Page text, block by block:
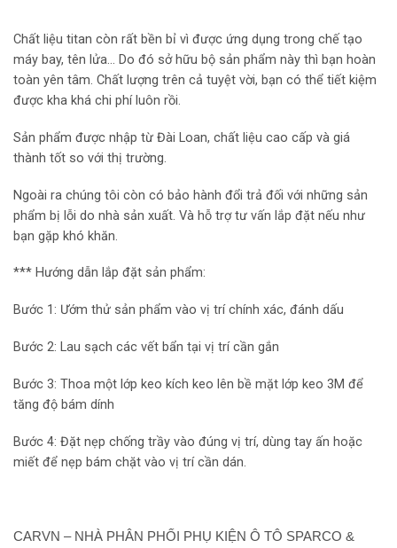
Chất liệu titan còn rất bền bỉ vì được ứng dụng trong chế tạo
máy bay, tên lửa… Do đó sở hữu bộ sản phẩm này thì bạn hoàn
toàn yên tâm. Chất lượng trên cả tuyệt vời, bạn có thể tiết kiệm
được kha khá chi phí luôn rồi.
Sản phẩm được nhập từ Đài Loan, chất liệu cao cấp và giá
thành tốt so với thị trường.
Ngoài ra chúng tôi còn có bảo hành đổi trả đối với những sản
phẩm bị lỗi do nhà sản xuất. Và hỗ trợ tư vấn lắp đặt nếu như
bạn gặp khó khăn.
*** Hướng dẫn lắp đặt sản phẩm:
Bước 1: Ướm thử sản phẩm vào vị trí chính xác, đánh dấu
Bước 2: Lau sạch các vết bẩn tại vị trí cần gắn
Bước 3: Thoa một lớp keo kích keo lên bề mặt lớp keo 3M để
tăng độ bám dính
Bước 4: Đặt nẹp chống trầy vào đúng vị trí, dùng tay ấn hoặc
miết để nẹp bám chặt vào vị trí cần dán.
CARVN – NHÀ PHÂN PHỐI PHỤ KIỆN Ô TÔ SPARCO &